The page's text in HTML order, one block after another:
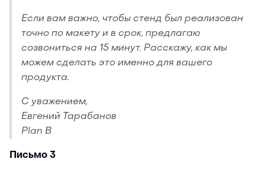
Если вам важно, чтобы стенд был реализован
точно по макету и в срок, предлагаю
созвониться на 15 минут. Расскажу, как мы
можем сделать это именно для вашего
продукта.
С уважением,
Евгений Тарабанов
Plan B
Письмо 3